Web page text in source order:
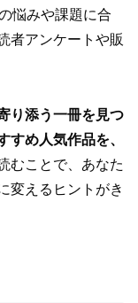
悩みや課題に合
者アンケートや販
り添う一冊を見つ
すめ人気作品を、
むことで、あなた
変えるヒントがき